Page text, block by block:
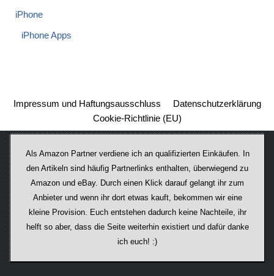
iPhone
iPhone Apps
Impressum und Haftungsausschluss
Datenschutzerklärung
Cookie-Richtlinie (EU)
Als Amazon Partner verdiene ich an qualifizierten Einkäufen. In
den Artikeln sind häufig Partnerlinks enthalten, überwiegend zu
Amazon und eBay. Durch einen Klick darauf ge­lan­gt ihr zum
Anbieter und wenn ihr dort etwas kauft, bekommen wir ei­ne
kleine Provision. Euch entstehen dadurch keine Nachteile, ihr
helft so aber, dass die Seite weiterhin existiert und dafür danke
ich euch! :)